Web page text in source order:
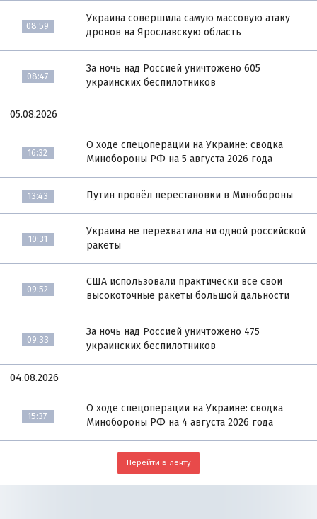
08:59
Украина совершила самую массовую атаку
дронов на Ярославскую область
08:47
За ночь над Россией уничтожено 605
украинских беспилотников
05.08.2026
16:32
О ходе спецоперации на Украине: сводка
Минобороны РФ на 5 августа 2026 года
13:43 Путин провёл перестановки в Минобороны
10:31
Украина не перехватила ни одной российской
ракеты
09:52
США использовали практически все свои
высокоточные ракеты большой дальности
09:33
За ночь над Россией уничтожено 475
украинских беспилотников
04.08.2026
15:37
О ходе спецоперации на Украине: сводка
Минобороны РФ на 4 августа 2026 года
Перейти в ленту